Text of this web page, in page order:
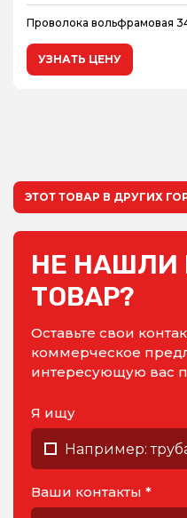
Проволока вольфрамовая
УЗНАТЬ ЦЕНУ
ЭТОТ ТОВАР В ДРУГИХ
НЕ
ТОВАР?
Оставьте свои
коммерческое
интересующую вас
Я ищу
Ваши контакты *